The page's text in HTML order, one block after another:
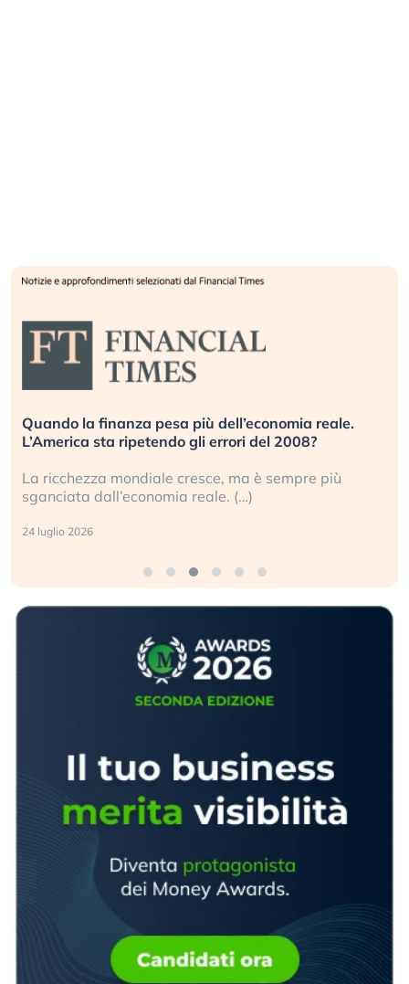
Quando la finanza pesa più dell’economia reale.
L’America sta ripetendo gli errori del 2008?
La ricchezza mondiale cresce, ma è sempre più
sganciata dall’economia reale. (…)
24 luglio 2026